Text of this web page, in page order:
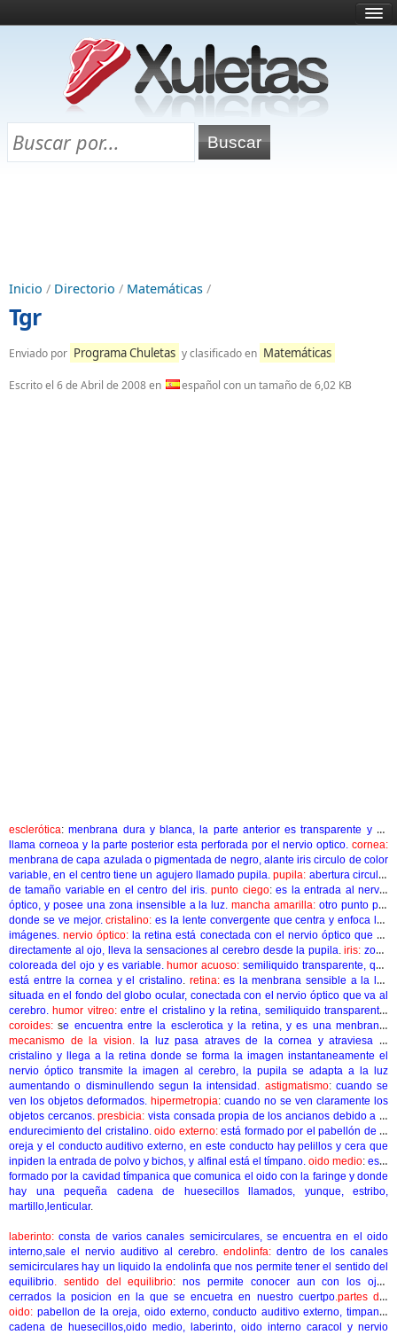
¿Qué es esto?
Directorio
Chuletas para exámenes
Inicio / Directorio / Matemáticas /
Tgr
Enviado por Programa Chuletas y clasificado en Matemáticas
Escrito el 6 de Abril de 2008en español con un tamaño de 6,02 KB
esclerótica:menbrana dura y blanca, la parte anterior es transparente y se
llama corneoa y la parte posterior esta perforada por el nervio optico. cornea:
menbrana de capa azulada o pigmentada de negro, alante iris circulo de color
variable, en el centro tiene un agujero llamado pupila. pupila: abertura circular
de tamaño variable en el centro del iris.punto ciego:es la entrada al nervio
óptico, y posee una zona insensible a la luz. mancha amarilla: otro punto por
donde se ve mejor.cristalino: es la lente convergente que centra y enfoca las
imágenes. nervio óptico: la retina está conectada con el nervio óptico que va
directamente al ojo, lleva la sensaciones al cerebro desde la pupila.iris: zona
coloreada del ojo y es variable.humor acuoso: semiliquido transparente, que
está entrre la cornea y el cristalino. retina:es la menbrana sensible a la luz
situada en el fondo del globo ocular, conectada con el nervio óptico que va al
cerebro. humor vitreo: entre el cristalino y la retina, semiliquido transparente.
coroides:se encuentra entre la esclerotica y la retina, y es una menbrana .
mecanismo de la vision.
la luz pasa atraves de la cornea y atraviesa el
cristalino y llega a la retina donde se forma la imagen instantaneamente el
nervio óptico transmite la imagen al cerebro, la pupila se adapta a la luz
aumentando o disminullendo segun la intensidad. astigmatismo:cuando se
ven los objetos deformados. hipermetropia: cuando no se ven claramente los
objetos cercanos.presbicia: vista consada propia de los ancianos debido a el
endurecimiento del cristalino.oido externo: está formado por el pabellón de la
oreja y el conducto auditivo externo, en este conducto hay pelillos y cera que
inpiden la entrada de polvo y bichos, y alfinal está el tímpano. oido medio:está
formado por la cavidad tímpanica que comunica el oido con la faringe y donde
hay una pequeña cadena de huesecillos llamados, yunque, estribo,
martillo,lenticular.
laberinto: consta de varios canales semicirculares, se encuentra en el oido
interno,sale el nervio auditivo al cerebro. endolinfa: dentro de los canales
semicirculares hay un liquido la endolinfa que nos permite tener el sentido del
equilibrio. sentido del equilibrio:nos permite conocer aun con los ojos
cerrados la posicion en la que se encuetra en nuestro cuertpo.partes del
oido: pabellon de la oreja, oido externo, conducto auditivo externo, timpano,
cadena de huesecillos,oido medio, laberinto, oido interno caracol y nervio